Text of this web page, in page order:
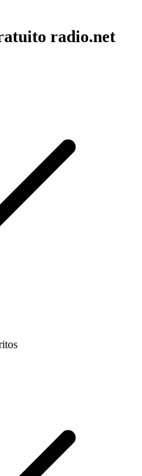
radio.net